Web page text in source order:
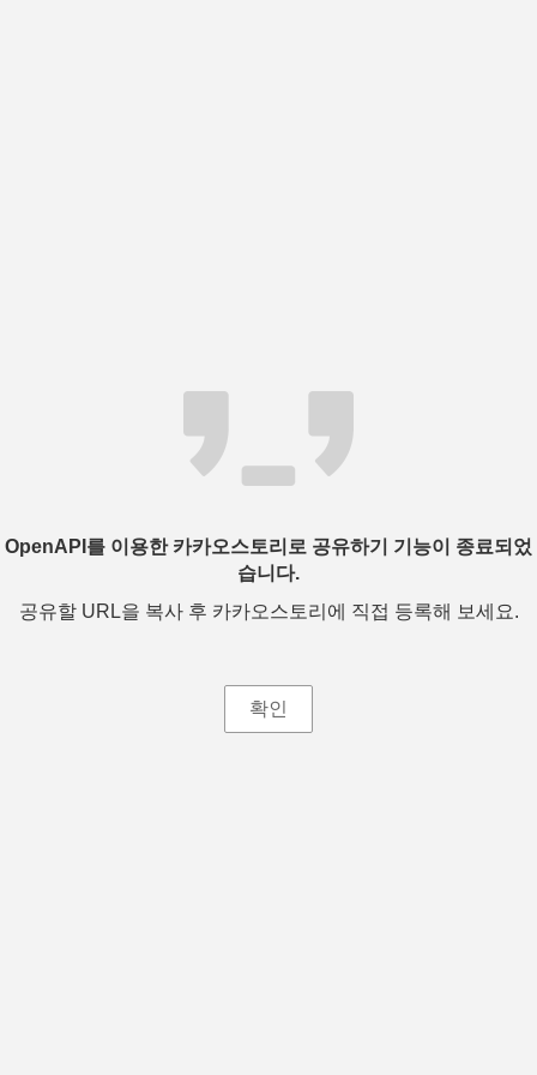
OpenAPI를 이용한 카카오스토리로 공유하기 기능이 종료되었
습니다.
공유할 URL을 복사 후 카카오스토리에 직접 등록해 보세요.
확인